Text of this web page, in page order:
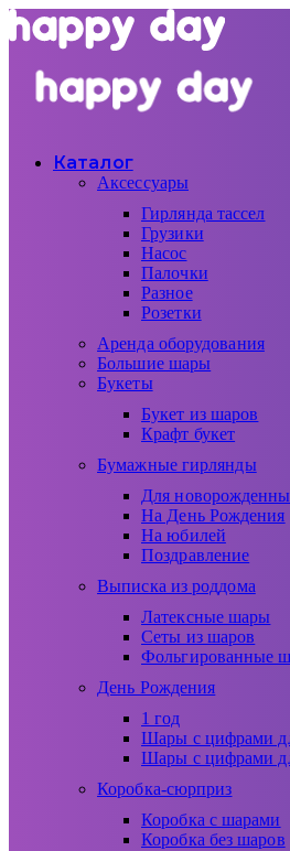
Каталог
Аксессуары
Гирлянда тассел
Грузики
Насос
Палочки
Разное
Розетки
Аренда оборудования
Большие шары
Букеты
Букет из шаров
Крафт букет
Бумажные гирлянды
Для
На День Рождения
На юбилей
Поздравление
Выписка из роддома
Латексные шары
Сеты из шаров
Фольгированные
День Рождения
1 год
Шары с цифрами
Шары с цифрами
Коробка-сюрприз
Коробка с шарами
Коробка без шаров